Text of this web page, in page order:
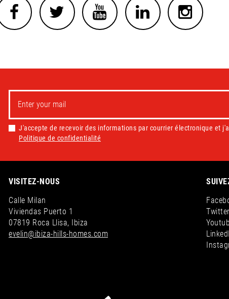
J'accepte de recevoir des informations par courrier électronique et
Politique de confidentialité
VISITEZ-NOUS
Calle Milan
Viviendas Puerto 1
07819 Roca Llisa, Ibiza
evelin@ibiza-hills-homes.com
Twitter